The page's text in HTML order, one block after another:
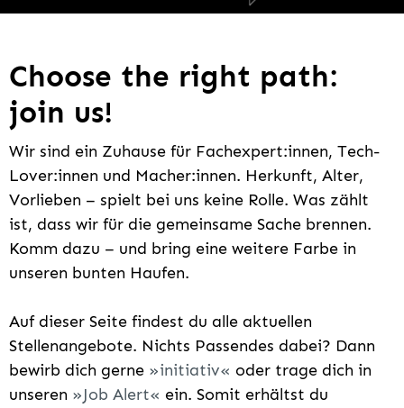
Choose the right path:
join us!
Wir sind ein Zuhause für Fachexpert:innen, Tech-
Lover:innen und Macher:innen. Herkunft, Alter,
Vorlieben – spielt bei uns keine Rolle. Was zählt
ist, dass wir für die gemeinsame Sache brennen.
Komm dazu – und bring eine weitere Farbe in
unseren bunten Haufen.
Auf dieser Seite findest du alle aktuellen
Stellenangebote. Nichts Passendes dabei? Dann
bewirb dich gerne
initiativ
oder trage dich in
unseren
Job Alert
ein. Somit erhältst du